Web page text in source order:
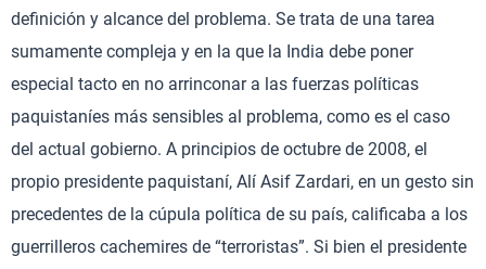
definición y alcance del problema. Se trata de una tarea
sumamente compleja y en la que la India debe poner
especial tacto en no arrinconar a las fuerzas políticas
paquistaníes más sensibles al problema, como es el caso
del actual gobierno. A principios de octubre de 2008, el
propio presidente paquistaní, Alí Asif Zardari, en un gesto sin
precedentes de la cúpula política de su país, calificaba a los
guerrilleros cachemires de “terroristas”. Si bien el presidente